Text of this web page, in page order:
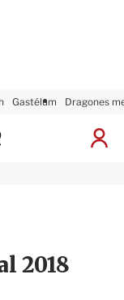
Gastélum Dragones
I
x
2018